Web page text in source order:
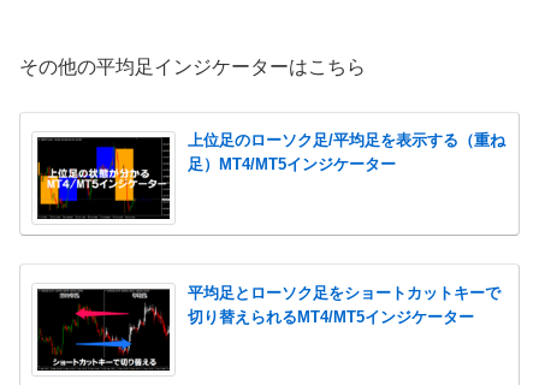
その他の平均足インジケーターはこちら
上位足のローソク足/平均足を表示する（重ね
足）MT4/MT5インジケーター
平均足とローソク足をショートカットキーで
切り替えられるMT4/MT5インジケーター